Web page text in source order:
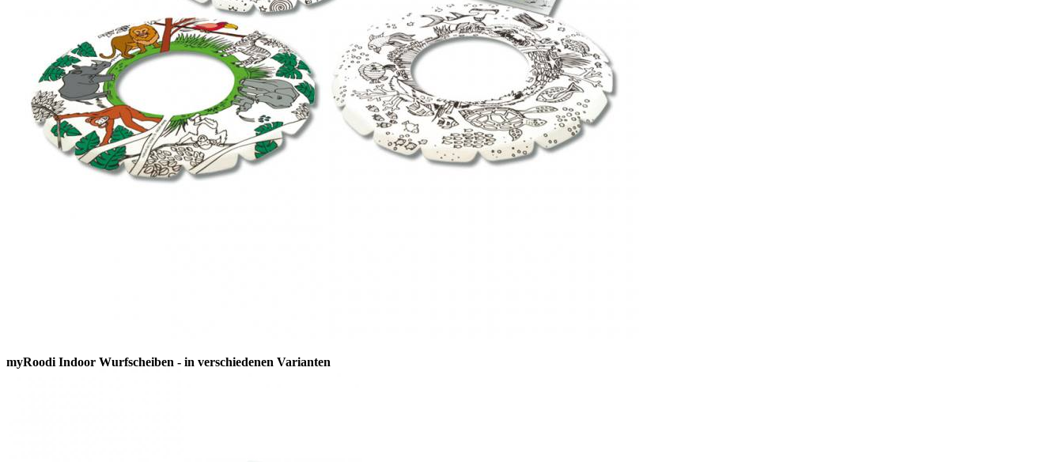
myRoodi Indoor Wurfscheiben - in verschiedenen Varianten